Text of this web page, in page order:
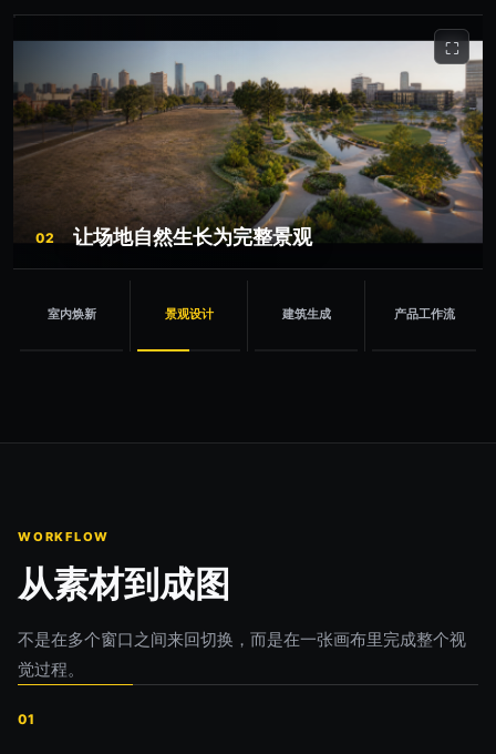
WORKFLOW
从素材到成图
不是在多个窗口之间来回切换，而是在一张画布里完成整个视
觉过程。
01
02 让场地自然生长为完整景观
⛶
室内焕新 景观设计 建筑生成 产品工作流